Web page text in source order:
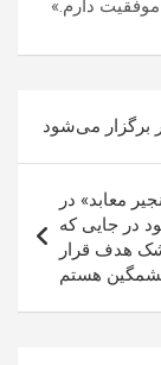
دارم.»
برگزار می‌شود
معابد» در
در جایی که
هدف قرار
خشمگین هستم